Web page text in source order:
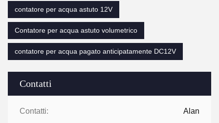
Contatti
Contatti: Alan
contatore per acqua astuto 12V
Contatore per acqua astuto volumetrico
contatore per acqua pagato anticipatamente DC12V